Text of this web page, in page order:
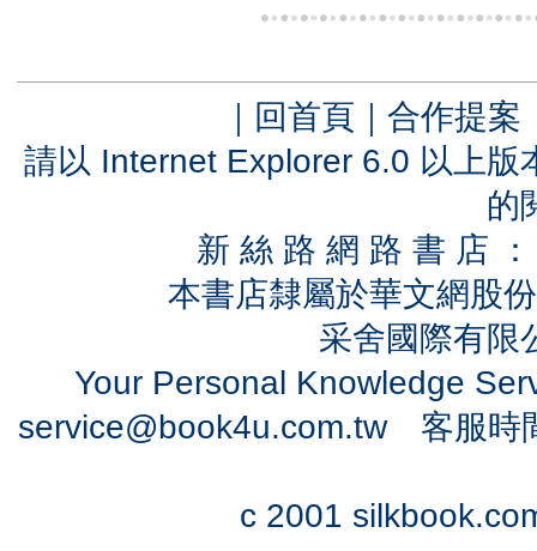
｜ 回首頁 ｜ 合作提案
請以 Internet Explorer 6.0 以上
的
新 絲 路 網 路 書 店
本書店隸屬於華文網股
采舍國際有
Your Personal Knowledge
service@book4u.com.tw客服時
c 2001